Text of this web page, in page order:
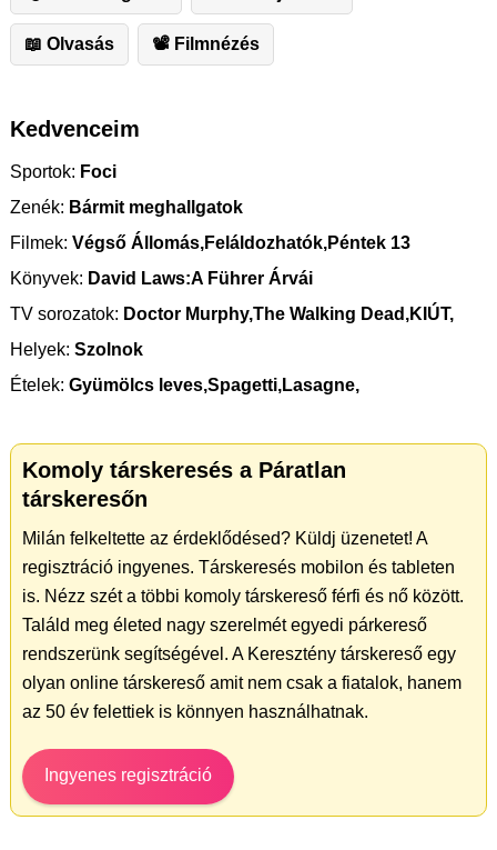
📖 Olvasás 📽 Filmnézés
Kedvenceim
Sportok: Foci
Zenék: Bármit meghallgatok
Filmek: Végső Állomás,Feláldozhatók,Péntek 13
Könyvek: David Laws:A Führer Árvái
TV sorozatok: Doctor Murphy,The Walking Dead,KIÚT,
Helyek: Szolnok
Ételek: Gyümölcs leves,Spagetti,Lasagne,
Komoly társkeresés a Páratlan
társkeresőn
Milán felkeltette az érdeklődésed? Küldj üzenetet! A
regisztráció ingyenes. Társkeresés mobilon és tableten
is. Nézz szét a többi komoly társkereső férfi és nő között.
Találd meg életed nagy szerelmét egyedi párkereső
rendszerünk segítségével. A Keresztény társkereső egy
olyan online társkereső amit nem csak a fiatalok, hanem
az 50 év felettiek is könnyen használhatnak.
Ingyenes regisztráció